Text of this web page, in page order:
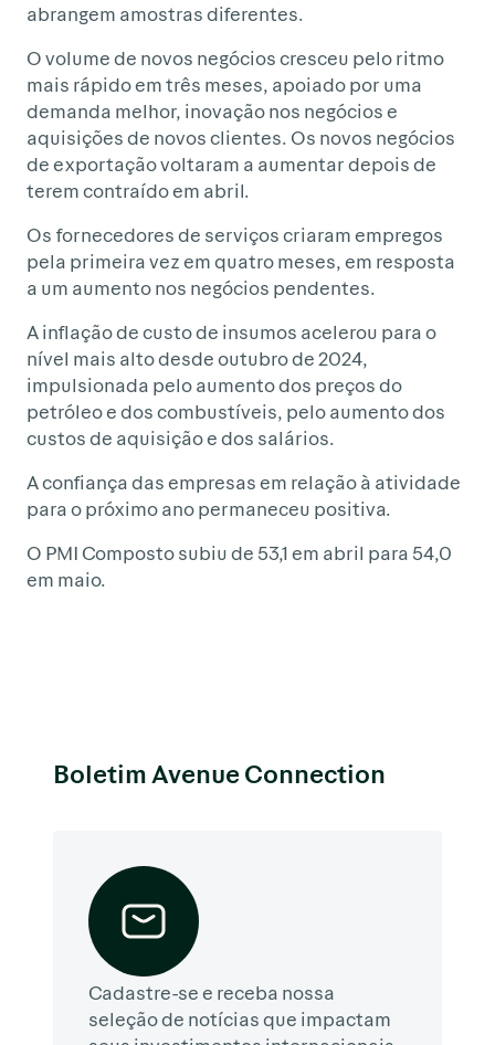
abrangem amostras diferentes.
O volume de novos negócios cresceu pelo ritmo
mais rápido em três meses, apoiado por uma
demanda melhor, inovação nos negócios e
aquisições de novos clientes. Os novos negócios
de exportação voltaram a aumentar depois de
terem contraído em abril.
Os fornecedores de serviços criaram empregos
pela primeira vez em quatro meses, em resposta
a um aumento nos negócios pendentes.
A inflação de custo de insumos acelerou para o
nível mais alto desde outubro de 2024,
impulsionada pelo aumento dos preços do
petróleo e dos combustíveis, pelo aumento dos
custos de aquisição e dos salários.
A confiança das empresas em relação à atividade
para o próximo ano permaneceu positiva.
O PMI Composto subiu de 53,1 em abril para 54,0
em maio.
Boletim Avenue Connection
Cadastre-se e receba nossa
seleção de notícias que impactam